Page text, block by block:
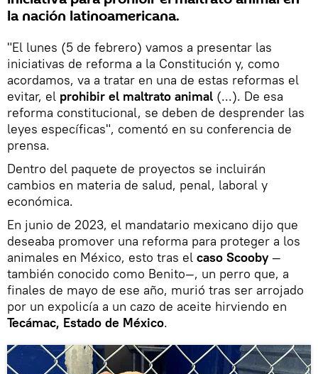
la nación latinoamericana.
"El lunes (5 de febrero) vamos a presentar las
iniciativas de reforma a la Constitución y, como
acordamos, va a tratar en una de estas reformas el
evitar, el prohibir el maltrato animal (...). De esa
reforma constitucional, se deben de desprender las
leyes específicas", comentó en su conferencia de
prensa.
Dentro del paquete de proyectos se incluirán
cambios en materia de salud, penal, laboral y
económica.
En junio de 2023, el mandatario mexicano dijo que
deseaba promover una reforma para proteger a los
animales en México, esto tras el caso Scooby—
también conocido como Benito—, un perro que, a
finales de mayo de ese año, murió tras ser arrojado
por un expolicía a un cazo de aceite hirviendo en
Tecámac, Estado de México.